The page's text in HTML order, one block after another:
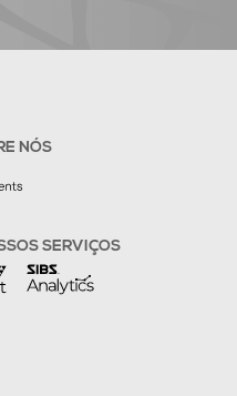
NÓS
SERVIÇOS